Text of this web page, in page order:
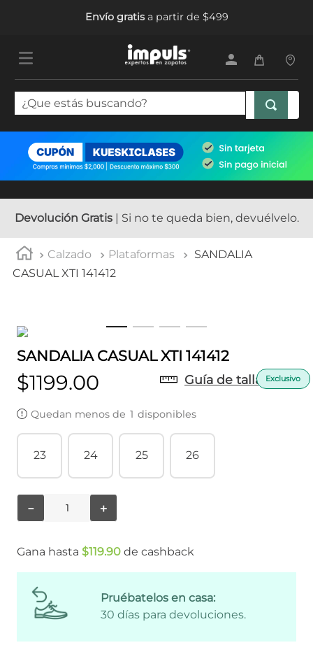
Envío gratisa partir de $499
¿Que estás buscando?
Devolución Gratis| Si no te queda bien, devuélvelo.
Calzado Plataformas
SANDALIA
CASUAL XTI 141412
SANDALIA CASUAL XTI 141412
$1199.00 Guía de tallas
Quedan menos de 1 disponibles
23 24 25 26
＋
－
Gana hasta $119.90 de cashback
Pruébatelos en casa:
30 días para devoluciones.
TÉRMINOS MÁS BUSCADOS
.
tenis mujer
tenis hombre
5. tenis